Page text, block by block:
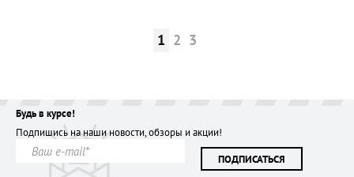
1 2 3
Будь в курсе!
Подпишись на наши новости, обзоры и акции!
ПОДПИСАТЬСЯ